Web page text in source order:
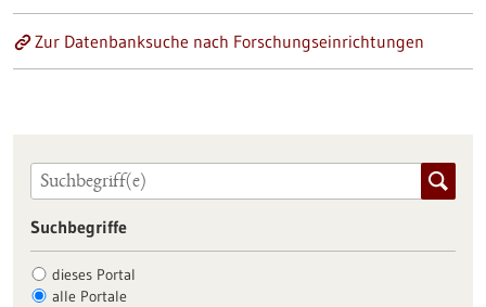
Zur Datenbanksuche nach Forschungseinrichtungen
Suchbegriffe
dieses Portal
alle Portale